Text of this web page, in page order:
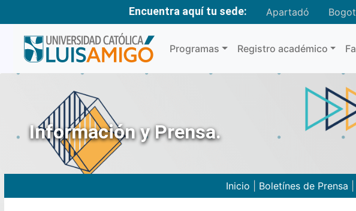
Encuentra aquí tu sede: Apartadó
Programas Registro académico
Información y Prensa.
Inicio Boletínes de Prensa